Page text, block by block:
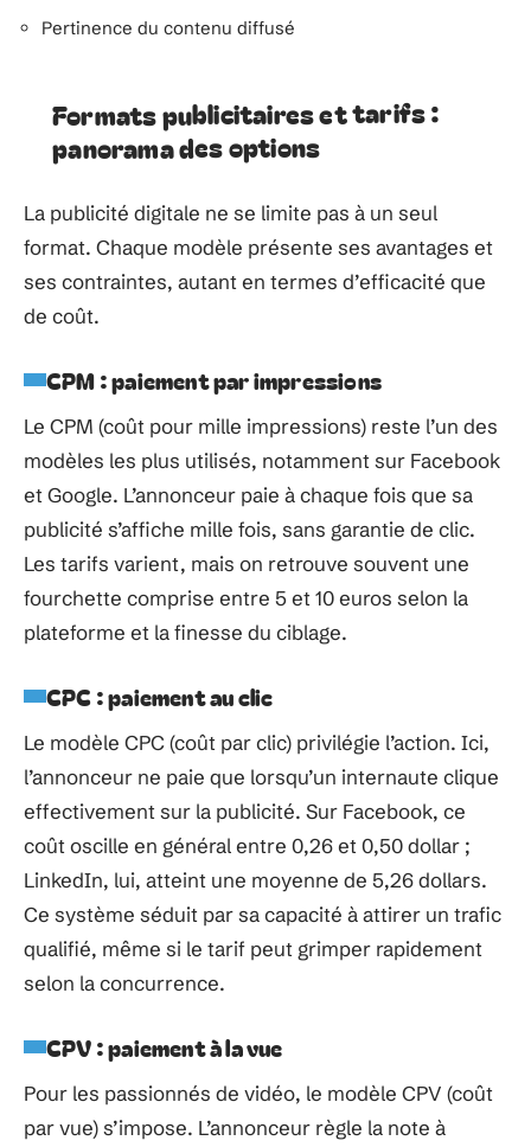
Pertinence du contenu diffusé
Formats publicitaires et tarifs :
panorama des options
La publicité digitale ne se limite pas à un seul
format. Chaque modèle présente ses avantages et
ses contraintes, autant en termes d’efficacité que
de coût.
CPM : paiement par impressions
Le CPM (coût pour mille impressions) reste l’un des
modèles les plus utilisés, notamment sur Facebook
et Google. L’annonceur paie à chaque fois que sa
publicité s’affiche mille fois, sans garantie de clic.
Les tarifs varient, mais on retrouve souvent une
fourchette comprise entre 5 et 10 euros selon la
plateforme et la finesse du ciblage.
CPC : paiement au clic
Le modèle CPC (coût par clic) privilégie l’action. Ici,
l’annonceur ne paie que lorsqu’un internaute clique
effectivement sur la publicité. Sur Facebook, ce
coût oscille en général entre 0,26 et 0,50 dollar ;
LinkedIn, lui, atteint une moyenne de 5,26 dollars.
Ce système séduit par sa capacité à attirer un trafic
qualifié, même si le tarif peut grimper rapidement
selon la concurrence.
CPV : paiement à la vue
Pour les passionnés de vidéo, le modèle CPV (coût
par vue) s’impose. L’annonceur règle la note à